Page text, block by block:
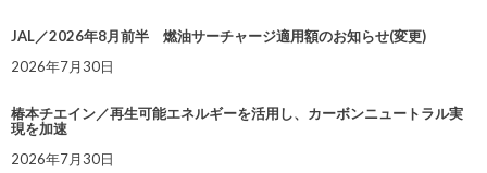
JAL／2026年8月前半 燃油サーチャージ適用額のお知らせ(変更)
2026年7月30日
椿本チエイン／再生可能エネルギーを活用し、カーボンニュートラル実
現を加速
2026年7月30日